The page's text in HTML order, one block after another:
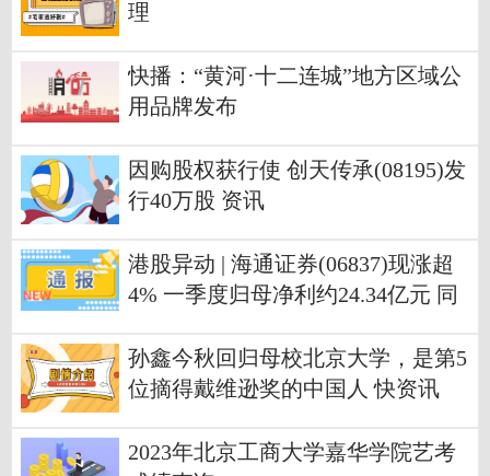
理
快播：“黄河·十二连城”地方区域公
用品牌发布
因购股权获行使 创天传承(08195)发
行40万股 资讯
港股异动 | 海通证券(06837)现涨超
4% 一季度归母净利约24.34亿元 同
孙鑫今秋回归母校北京大学，是第5
位摘得戴维逊奖的中国人 快资讯
2023年北京工商大学嘉华学院艺考